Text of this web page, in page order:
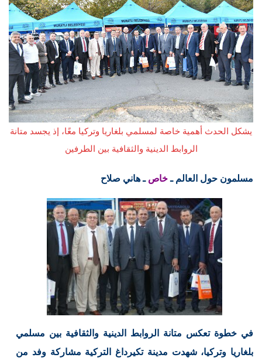
يشكل الحدث أهمية خاصة لمسلمي بلغاريا وتركيا معًا، إذ يجسد متانة
الروابط الدينية والثقافية بين الطرفين
مسلمون حول العالم ـخاص ـ هاني صلاح
في خطوة تعكس متانة الروابط الدينية والثقافية بين مسلمي
بلغاريا وتركيا، شهدت مدينة تكيرداغ التركية مشاركة وفد من